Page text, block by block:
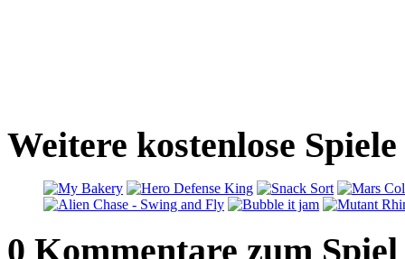
Weitere kostenlose
0 Kommentare zum Spiel